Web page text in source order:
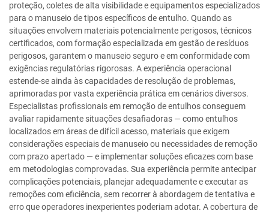
proteção, coletes de alta visibilidade e equipamentos especializados
para o manuseio de tipos específicos de entulho. Quando as
situações envolvem materiais potencialmente perigosos, técnicos
certificados, com formação especializada em gestão de resíduos
perigosos, garantem o manuseio seguro e em conformidade com
exigências regulatórias rigorosas. A experiência operacional
estende-se ainda às capacidades de resolução de problemas,
aprimoradas por vasta experiência prática em cenários diversos.
Especialistas profissionais em remoção de entulhos conseguem
avaliar rapidamente situações desafiadoras — como entulhos
localizados em áreas de difícil acesso, materiais que exigem
considerações especiais de manuseio ou necessidades de remoção
com prazo apertado — e implementar soluções eficazes com base
em metodologias comprovadas. Sua experiência permite antecipar
complicações potenciais, planejar adequadamente e executar as
remoções com eficiência, sem recorrer à abordagem de tentativa e
erro que operadores inexperientes poderiam adotar. A cobertura de